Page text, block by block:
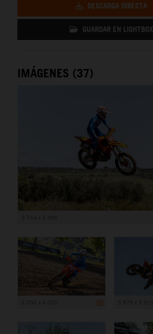
DESCARGA DIRECTA
GUARDAR EN LIGHTBOX
IMÁGENES (37)